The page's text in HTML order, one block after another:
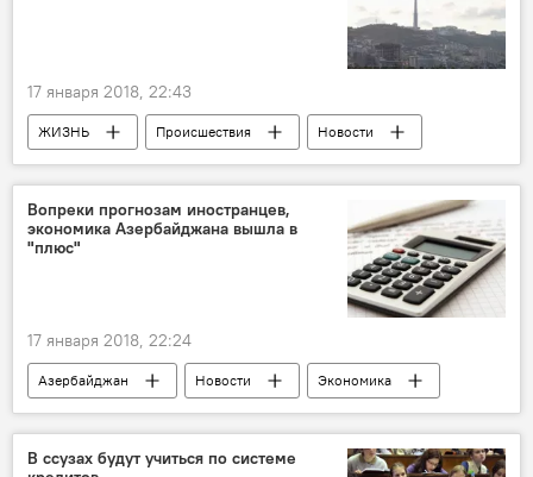
17 января 2018, 22:43
ЖИЗНЬ Происшествия
Новости
Баку
Азиз Гаралов
Национальная служба геологической разведки МЭПР
Оползень
Озеро
Трещина
Вопреки прогнозам иностранцев,
экономика Азербайджана вышла в
"плюс"
17 января 2018, 22:24
Азербайджан Новости
Экономика
Государственный комитет по статистике АР
ВВП
2017 год
Рост
В ссузах будут учиться по системе